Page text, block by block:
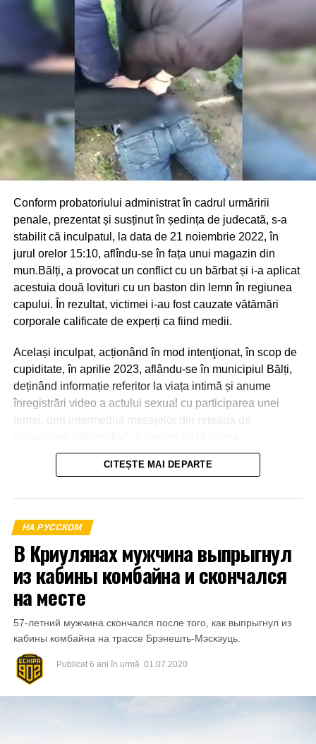
Conform probatoriului administrat în cadrul urmăririi
penale, prezentat și susținut în ședința de judecată, s-a
stabilit că inculpatul, la data de 21 noiembrie 2022, în
jurul orelor 15:10, aflîndu-se în fața unui magazin din
mun.Bălți, a provocat un conflict cu un bărbat și i-a aplicat
acestuia două lovituri cu un baston din lemn în regiunea
capului. În rezultat, victimei i-au fost cauzate vătămări
corporale calificate de experți ca fiind medii.
Același inculpat, acționând în mod intenţionat, în scop de
cupiditate, în aprilie 2023, aflându-se în municipiul Bălți,
deținând informație referitor la viața intimă și anume
înregistrări video a actului sexual cu participarea unei
femei, prin intermediul mesajelor din rețeaua de
transmiterea banilor în sumă de 600 euro, în caz contrar o
amenința cu răspândirea înregistrărilor video.
La 21 aprilie 2023, aflându-se în apartamentul părții
vătămate din mun.Bălți a primit o parte din sumă și anume
1000 de lei.
CITEȘTE MAI DEPARTE
НА РУССКОМ
В Криулянах мужчина выпрыгнул
из кабины комбайна и скончался
на месте
57-летний мужчина скончался после того, как выпрыгнул из
кабины комбайна на трассе Брэнешть-Мэскэуць.
Publicat 6 ani în urmă 01.07.2020